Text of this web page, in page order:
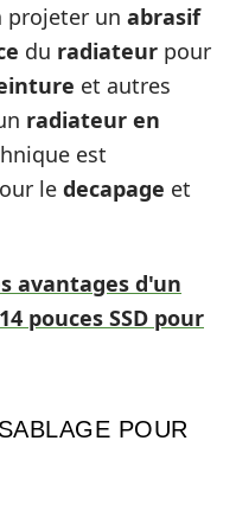
projeter un abrasif
du radiateur pour
et autres
radiateur en
est
le decapage et
avantages d'un
pouces SSD pour
POUR